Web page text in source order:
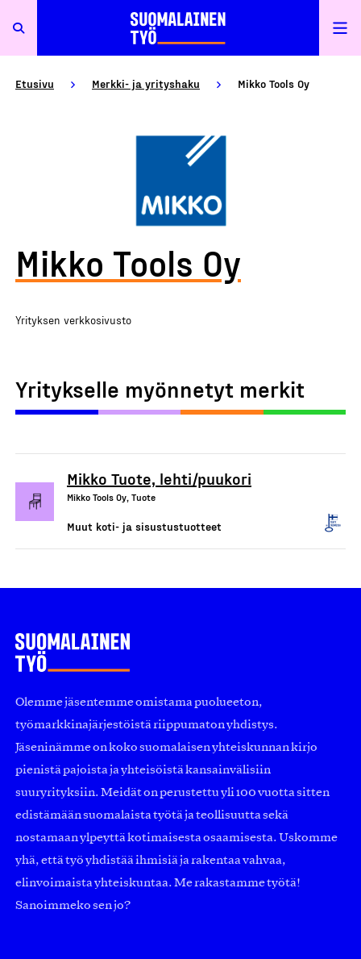
Etusivu Merkki- ja yrityshaku Mikko Tools Oy
Mikko Tools Oy
Yrityksen verkkosivusto
Yritykselle myönnetyt merkit
Mikko Tuote, lehti/puukori
Mikko Tools Oy, Tuote
Muut koti- ja sisustustuotteet
Olemme jäsentemme omistama puolueeton,
työmarkkinajärjestöistä riippumaton yhdistys.
Jäseninämme on koko suomalaisen yhteiskunnan kirjo
pienistä pajoista ja yhteisöistä kansainvälisiin
suuryrityksiin. Meidät on perustettu yli 100 vuotta sitten
edistämään suomalaista työtä ja teollisuutta sekä
nostamaan ylpeyttä kotimaisesta osaamisesta. Uskomme
yhä, että työ yhdistää ihmisiä ja rakentaa vahvaa,
elinvoimaista yhteiskuntaa. Me rakastamme työtä!
Sanoimmeko sen jo?